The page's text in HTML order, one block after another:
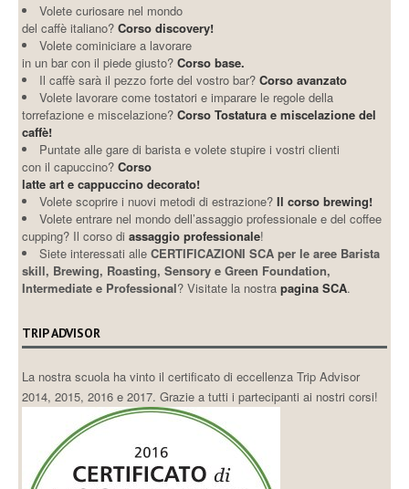
Volete curiosare nel mondo
del caffè italiano? Corso discovery!
Volete cominiciare a lavorare
in un bar con il piede giusto? Corso base.
Il caffè sarà il pezzo forte del vostro bar?Corso avanzato
Volete lavorare come tostatori e imparare le regole della
torrefazione e miscelazione?Corso Tostatura e miscelazione del
caffè!
Puntate alle gare di barista e volete stupire i vostri clienti
con il capuccino?Corso
latte art e cappuccino decorato!
Volete scoprire i nuovi metodi di estrazione?Il corso brewing!
Volete entrare nel mondo dell’assaggio professionale e del coffee
cupping? Il corso diassaggio professionale!
Siete interessati alleCERTIFICAZIONI SCA per le aree Barista
skill, Brewing, Roasting, Sensory e Green Foundation,
Intermediate e Professional? Visitate la nostrapagina SCA.
TRIP ADVISOR
La nostra scuola ha vinto il certificato di eccellenza Trip Advisor
2014, 2015, 2016 e 2017. Grazie a tutti i partecipanti ai nostri corsi!